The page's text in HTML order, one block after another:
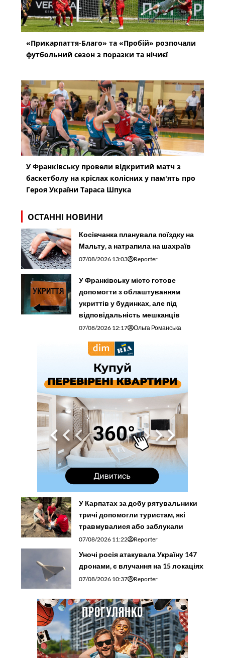
«Прикарпаття-Благо» та «Пробій» розпочали
футбольний сезон з поразки та нічиєї
У Франківську провели відкритий матч з
баскетболу на кріслах колісних у пам'ять про
Героя України Тараса Шпука
ОСТАННІ НОВИНИ
Косівчанка планувала поїздку на
Мальту, а натрапила на шахраїв
07/08/2026 13:03 Reporter
У Франківську місто готове
допомогти з облаштуванням
укриттів у будинках, але під
відповідальність мешканців
07/08/2026 12:17 Ольга Романська
У Карпатах за добу рятувальники
тричі допомогли туристам, які
травмувалися або заблукали
07/08/2026 11:22 Reporter
Уночі росія атакувала Україну 147
дронами, є влучання на 15 локаціях
07/08/2026 10:37 Reporter